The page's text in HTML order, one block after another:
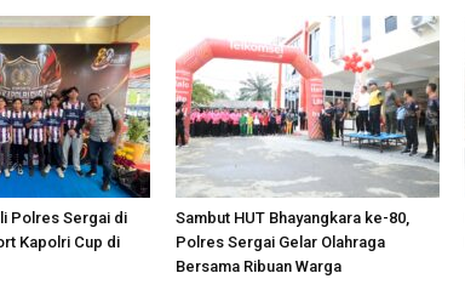
Polres Sergai di
Kapolri Cup di
Sambut HUT Bhayangkara ke-80,
Polres Sergai Gelar Olahraga
Bersama Ribuan Warga